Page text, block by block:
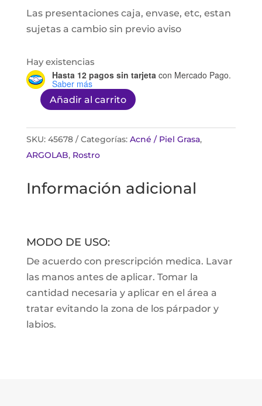
Las presentaciones caja, envase, etc, estan
sujetas a cambio sin previo aviso
Hay existencias
Hasta 12 pagos sin tarjeta con Mercado Pago.
Saber más
Ac-
serum
30ml
Añadir al carrito
SKU: 45678 Categorías: Acné / Piel Grasa,
ARGOLAB, Rostro
Información adicional
MODO DE USO:
De acuerdo con prescripción medica. Lavar
las manos antes de aplicar. Tomar la
cantidad necesaria y aplicar en el área a
tratar evitando la zona de los párpador y
labios.